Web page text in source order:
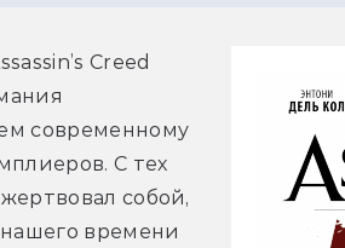
Creed
современному
С тех
собой,
времени